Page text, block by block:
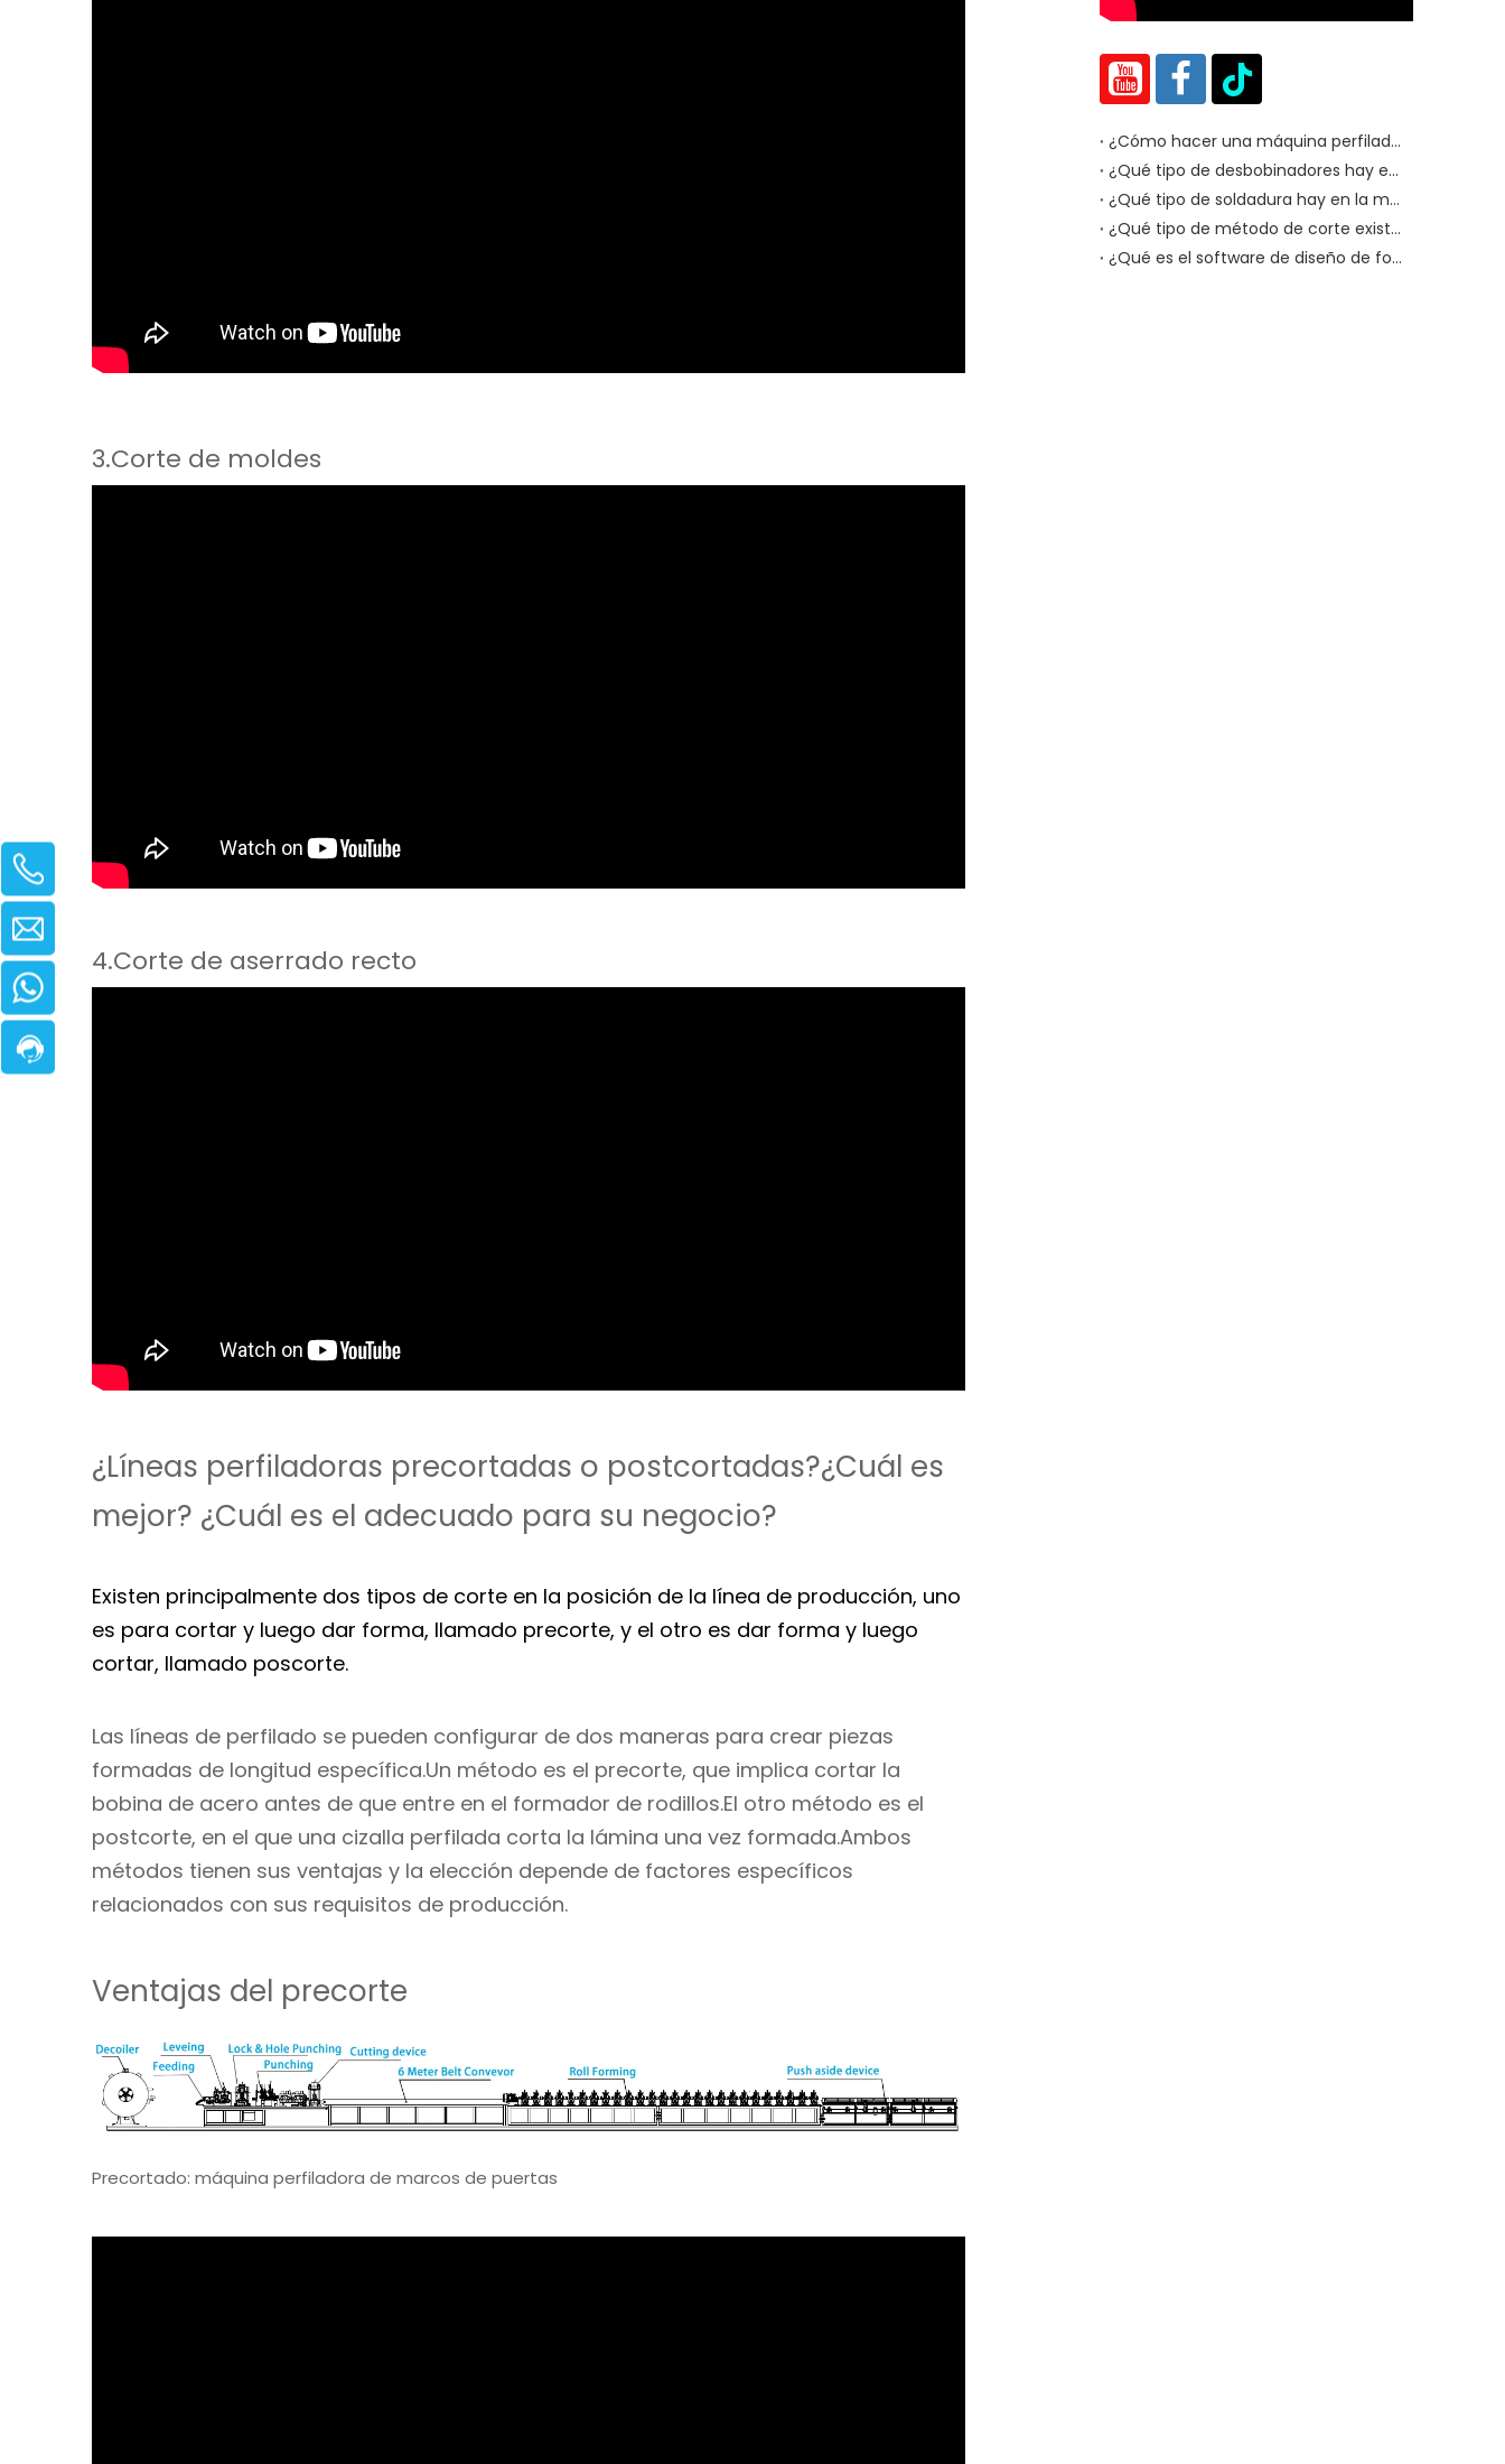
3.Corte de moldes
4.Corte de aserrado recto
¿Líneas perfiladoras precortadas o postcortadas?¿Cuál es
mejor? ¿Cuál es el adecuado para su negocio?
Existen principalmente dos tipos de corte en la posición de la línea de producción, uno
es para cortar y luego dar forma, llamado precorte, y el otro es dar forma y luego
cortar, llamado poscorte.
Las líneas de perfilado se pueden configurar de dos maneras para crear piezas
formadas de longitud específica.Un método es el precorte, que implica cortar la
bobina de acero antes de que entre en el formador de rodillos.El otro método es el
postcorte, en el que una cizalla perfilada corta la lámina una vez formada.Ambos
métodos tienen sus ventajas y la elección depende de factores específicos
relacionados con sus requisitos de producción.
Ventajas del precorte
Precortado: máquina perfiladora de marcos de puertas
¿Cómo hacer una máquina perfiladora?
¿Qué tipo de desbobinadores hay en la máquina perfiladora?
¿Qué tipo de soldadura hay en la máquina perfiladora?
¿Qué tipo de método de corte existe en la línea de perfilado?
¿Qué es el software de diseño de formularios en rollo?